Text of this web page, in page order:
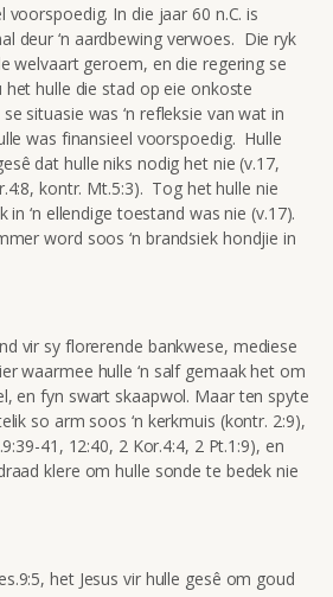
voorspoedig. In die jaar 60 n.C. is
deur ‘n aardbewing verwoes. Die ryk
welvaart geroem, en die regering se
hulle die stad op eie onkoste
situasie was ‘n refleksie van wat in
was finansieel voorspoedig. Hulle
dat hulle niks nodig het nie (v.17,
kontr. Mt.5:3). Tog het hulle nie
‘n ellendige toestand was nie (v.17).
word soos ‘n brandsiek hondjie in
vir sy florerende bankwese, mediese
waarmee hulle ‘n salf gemaak het om
en fyn swart skaapwol. Maar ten spyte
so arm soos ‘n kerkmuis (kontr. 2:9),
41, 12:40, 2 Kor.4:4, 2 Pt.1:9), en
klere om hulle sonde te bedek nie
het Jesus vir hulle gesê om goud